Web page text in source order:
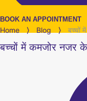
BOOK AN APPOINTMENT
Home ⟩ Blog ⟩ बच्चों
बच्चों में कमजोर नजर